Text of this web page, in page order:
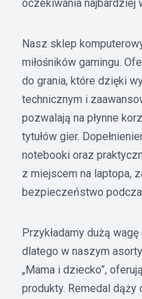
oczekiwania najbardziej
Nasz sklep
miłośników gamingu.
do grania, które dzięki
technicznym i
pozwalają na płynne
tytułów gier.
notebooki oraz
z miejscem na laptopa,
bezpieczeństwo
Przykładamy dużą
dlatego w naszym
„Mama i dziecko”,
produkty. Remedal dąży